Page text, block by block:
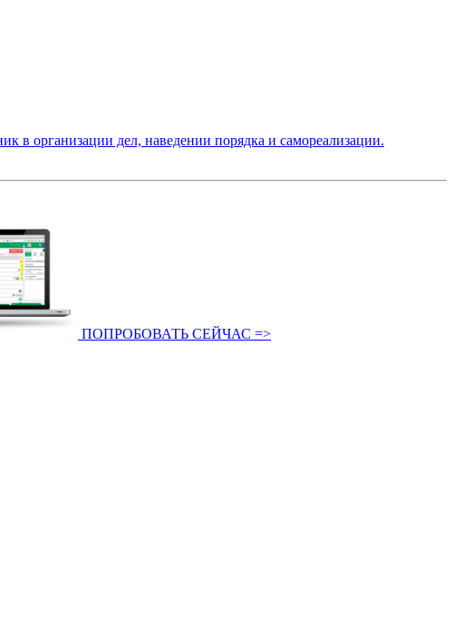
в организации дел, наведении порядка и самореализации.
ПОПРОБОВАТЬ СЕЙЧАС =>